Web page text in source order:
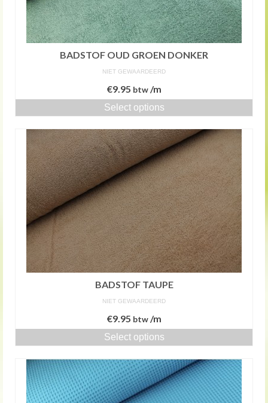
BADSTOF OUD GROEN DONKER
NIET GEWAARDEERD
€9.95 btw/m
Select options
BADSTOF TAUPE
NIET GEWAARDEERD
€9.95 btw/m
Select options